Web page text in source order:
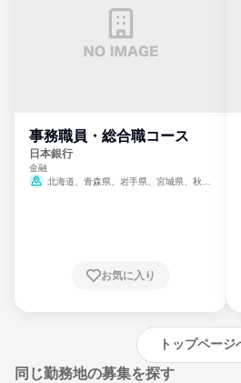
事務職員・総合職コース
日本銀行
金融
北海道、青森県、岩手県、宮城県、秋田
崎県、熊本県、大分県、宮崎県、鹿児島県、
お気に入り
トップページ
同じ勤務地の募集を探す